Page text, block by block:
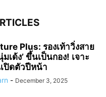
Plus: รองเท้าวิ่งสาย
เด้ง’ ขึ้นเป็นกอง! เจาะ
ปิดตัวปีหน้า
- December 3, 2025